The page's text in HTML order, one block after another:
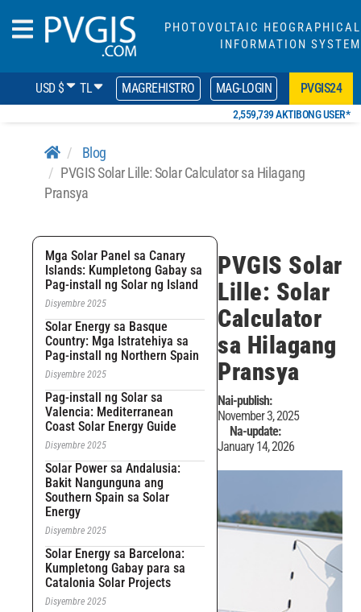
PHOTOVOLTAIC HEOGRAPHICAL
INFORMATION SYSTEM
USD $ TL MAGREHISTRO MAG-LOGIN PVGIS24
2,559,739 AKTIBONG USER*
Blog
PVGIS Solar Lille: Solar Calculator sa Hilagang
Pransya
Mga Solar Panel sa Canary
Islands: Kumpletong Gabay sa
Pag-install ng Solar ng Island
Disyembre 2025
Solar Energy sa Basque
Country: Mga Istratehiya sa
Pag-install ng Northern Spain
Disyembre 2025
Pag-install ng Solar sa
Valencia: Mediterranean
Coast Solar Energy Guide
Disyembre 2025
Solar Power sa Andalusia:
Bakit Nangunguna ang
Southern Spain sa Solar
Energy
Disyembre 2025
Solar Energy sa Barcelona:
Kumpletong Gabay para sa
Catalonia Solar Projects
Disyembre 2025
PVGIS Solar
Lille: Solar
Calculator
sa Hilagang
Pransya
Nai-publish:
November 3, 2025
Na-update:
January 14, 2026